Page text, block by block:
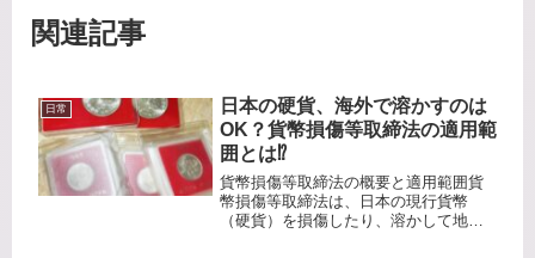
関連記事
日常
日本の硬貨、海外で溶かすのは
OK？貨幣損傷等取締法の適用範
囲とは⁉️
貨幣損傷等取締法の概要と適用範囲貨
幣損傷等取締法は、日本の現行貨幣
（硬貨）を損傷したり、溶かして地金